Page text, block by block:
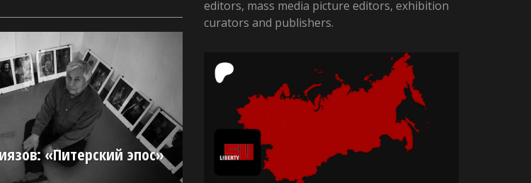
«Питерский эпос»
editors, mass media picture editors, exhibition
curators and publishers.